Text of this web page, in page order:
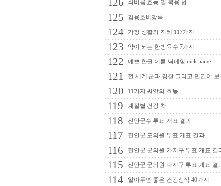
126 쇠비름 효능 및 복용 법
125 김용호비망록
124 가정 생활의 지혜 117가지
123 약이 되는 한방육수 7가지
122 예쁜 한글 이름 닉네임 nick name
121 전 세계 군과 경찰 그리고 민간이
120 11가지 씨앗의 효능
119 계절별 건강 차
118 진안군수 투표 개표 결과
117 진안군 도의원 투표 개표 결과
116 진안군 군의원 가지구 투표 개표 결
115 진안군 군의원 나지구 투표 개표 결
114 알아두면 좋은 건강상식 40가지